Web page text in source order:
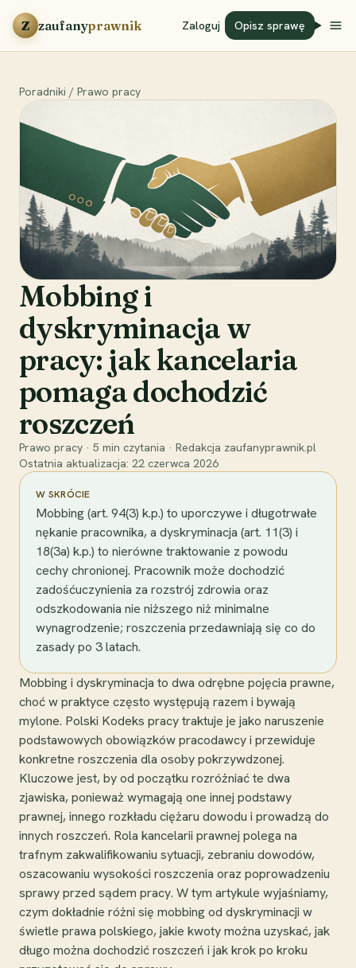
Przejdź do treści
Z zaufanyprawnik Zaloguj Opisz sprawę
Poradniki / Prawo pracy
Mobbing i
dyskryminacja w
pracy: jak kancelaria
pomaga dochodzić
roszczeń
Prawo pracy · 5 min czytania · Redakcja zaufanyprawnik.pl
Ostatnia aktualizacja: 22 czerwca 2026
W SKRÓCIE
Mobbing (art. 94(3) k.p.) to uporczywe i długotrwałe
nękanie pracownika, a dyskryminacja (art. 11(3) i
18(3a) k.p.) to nierówne traktowanie z powodu
cechy chronionej. Pracownik może dochodzić
zadośćuczynienia za rozstrój zdrowia oraz
odszkodowania nie niższego niż minimalne
wynagrodzenie; roszczenia przedawniają się co do
zasady po 3 latach.
Mobbing i dyskryminacja to dwa odrębne pojęcia prawne,
choć w praktyce często występują razem i bywają
mylone. Polski Kodeks pracy traktuje je jako naruszenie
podstawowych obowiązków pracodawcy i przewiduje
konkretne roszczenia dla osoby pokrzywdzonej.
Kluczowe jest, by od początku rozróżniać te dwa
zjawiska, ponieważ wymagają one innej podstawy
prawnej, innego rozkładu ciężaru dowodu i prowadzą do
innych roszczeń. Rola kancelarii prawnej polega na
trafnym zakwalifikowaniu sytuacji, zebraniu dowodów,
oszacowaniu wysokości roszczenia oraz poprowadzeniu
sprawy przed sądem pracy. W tym artykule wyjaśniamy,
czym dokładnie różni się mobbing od dyskryminacji w
świetle prawa polskiego, jakie kwoty można uzyskać, jak
długo można dochodzić roszczeń i jak krok po kroku